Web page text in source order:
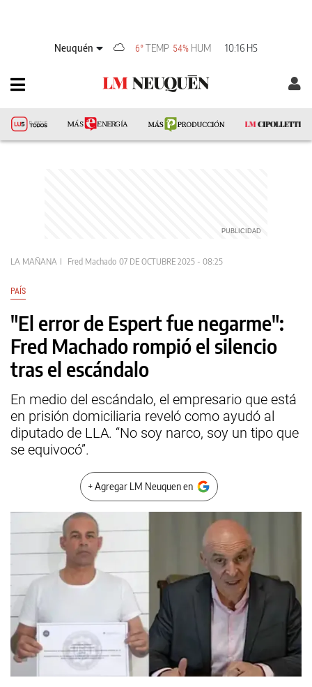
Neuquén 6°TEMP 54% HUM 10:16 HS
LA MAÑANA Fred Machado 07 DE OCTUBRE 2025 - 08:25
PAÍS
"El error de Espert fue negarme":
Fred Machado rompió el silencio
tras el escándalo
En medio del escándalo, el empresario que está
en prisión domiciliaria reveló como ayudó al
diputado de LLA. “No soy narco, soy un tipo que
se equivocó”.
+ Agregar LM Neuquen en